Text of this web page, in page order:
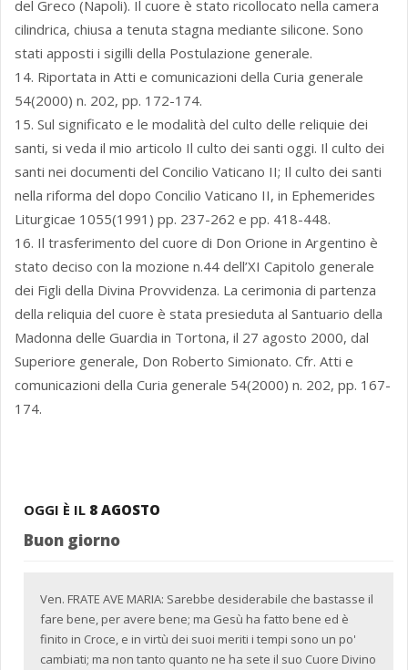
del Greco (Napoli). Il cuore è stato ricollocato nella camera
cilindrica, chiusa a tenuta stagna mediante silicone. Sono
stati apposti i sigilli della Postulazione generale.
14. Riportata in Atti e comunicazioni della Curia generale
54(2000) n. 202, pp. 172-174.
15. Sul significato e le modalità del culto delle reliquie dei
santi, si veda il mio articolo Il culto dei santi oggi. Il culto dei
santi nei documenti del Concilio Vaticano II; Il culto dei santi
nella riforma del dopo Concilio Vaticano II, in Ephemerides
Liturgicae 1055(1991) pp. 237-262 e pp. 418-448.
16. Il trasferimento del cuore di Don Orione in Argentino è
stato deciso con la mozione n.44 dell’XI Capitolo generale
dei Figli della Divina Provvidenza. La cerimonia di partenza
della reliquia del cuore è stata presieduta al Santuario della
Madonna delle Guardia in Tortona, il 27 agosto 2000, dal
Superiore generale, Don Roberto Simionato. Cfr. Atti e
comunicazioni della Curia generale 54(2000) n. 202, pp. 167-
174.
OGGI È IL 8 AGOSTO
Buon giorno
Ven. FRATE AVE MARIA: Sarebbe desiderabile che bastasse il
fare bene, per avere bene; ma Gesù ha fatto bene ed è
finito in Croce, e in virtù dei suoi meriti i tempi sono un po'
cambiati; ma non tanto quanto ne ha sete il suo Cuore Divino